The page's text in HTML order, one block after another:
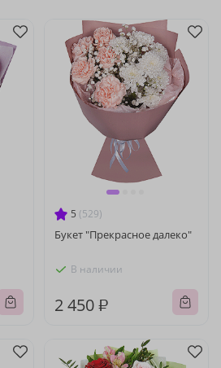
5 (529)
Букет "Прекрасное далеко"
В наличии
2 450 ₽